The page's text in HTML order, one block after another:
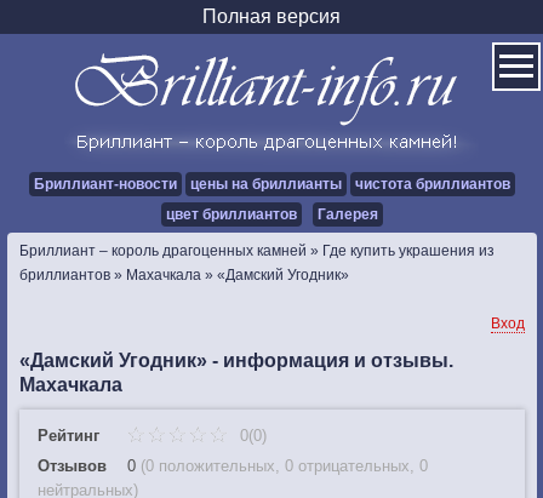
Полная версия
Бриллиант-новости цены на бриллианты
чистота бриллиантов
цвет бриллиантов
Галерея
Бриллиант – король драгоценных камней » Где купить украшения из
бриллиантов » Махачкала » «Дамский Угодник»
Вход
«Дамский Угодник» - информация и отзывы.
Махачкала
Рейтинг
0(0)
Отзывов
0 (0 положительных, 0 отрицательных, 0
нейтральных)